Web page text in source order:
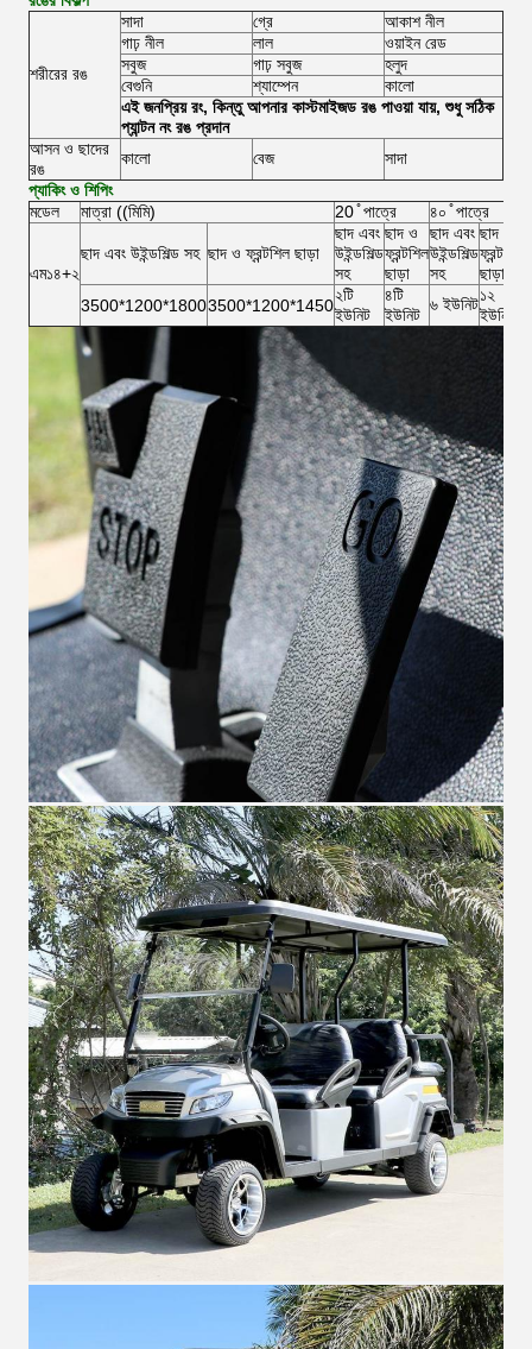
শরীরের রঙ
সাদা গ্রে
আকাশ নীল
গাঢ় নীল
লাল
ওয়াইন রেড
সবুজ
গাঢ় সবুজ
হলুদ
বেগুনি
শ্যাম্পেন
কালো
এই জনপ্রিয় রং, কিন্তু আপনার কাস্টমাইজড রঙ পাওয়া যায়, শুধু সঠিক
প্যান্টন নং রঙ প্রদান
আসন ও ছাদের
রঙ
কালো বেজ
সাদা
প্যাকিং ও শিপিং
মডেল
মাত্রা ((মিমি) 20 ̊ পাত্রে ৪০ ̊ পাত্রে
এম১৪+২
ছাদ এবং উইন্ডশিল্ড সহ ছাদ ও ফ্রন্টশিল ছাড়া
ছাদ এবং
উইন্ডশিল্ড
সহ
ছাদ ও
ফ্রন্টশিল
ছাড়া
ছাদ এবং
উইন্ডশিল্ড
সহ
ছাদ ও
ফ্রন্টশিল
ছাড়া
3500*1200*18003500*1200*1450
২টি
ইউনিট
৪টি
ইউনিট
৬ ইউনিট১২
ইউনিট